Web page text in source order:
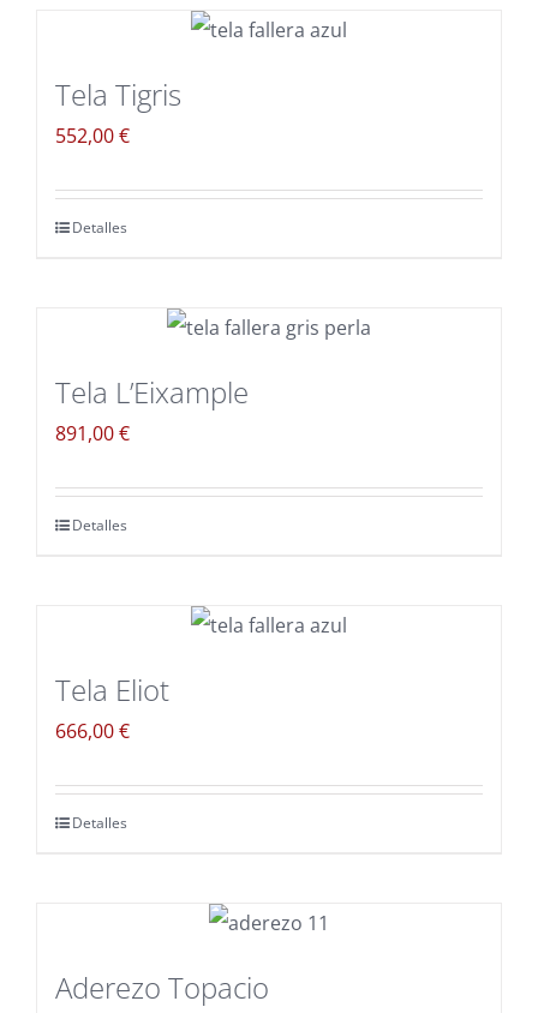
Tela Tigris
552,00€
Detalles
Tela L’Eixample
891,00€
Detalles
Tela Eliot
666,00€
Detalles
Aderezo Topacio